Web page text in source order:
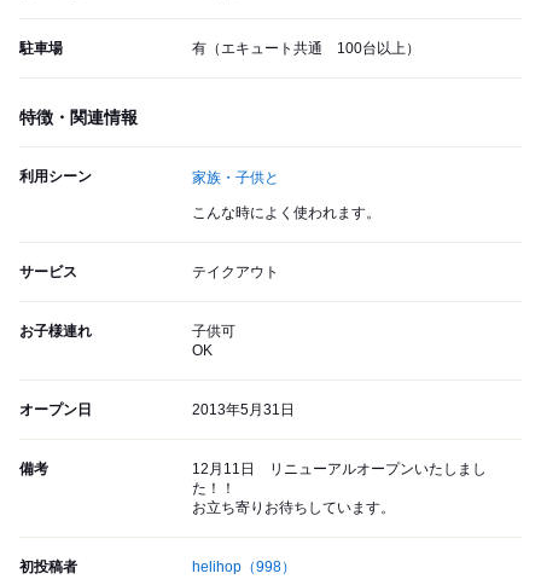
駐車場 有（エキュート共通 100台以上）
特徴・関連情報
利用シーン 家族・子供と
こんな時によく使われます。
サービス テイクアウト
お子様連れ
子供可
OK
オープン日 2013年5月31日
備考
12月11日 リニューアルオープンいたしまし
た！！
お立ち寄りお待ちしています。
初投稿者 helihop （998）